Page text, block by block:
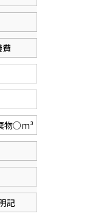
物○m³
記